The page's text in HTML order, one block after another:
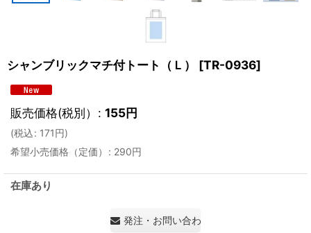
シャンブリックマチ付トート（Ｌ） [TR-0936]
販売価格(税別） : 155円
(税込: 171円)
希望小売価格（定価）
: 290円
在庫あり
発注・お問い合わせ・見積もり依頼